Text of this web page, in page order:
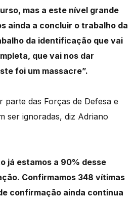
mas a este nível grande
ainda a concluir o trabalho da
da identificação que vai
que vai nos dar
foi um massacre”.
parte das Forças de Defesa e
ser ignoradas, diz Adriano
já estamos a 90% desse
Confirmamos 348 vítimas
confirmação ainda continua